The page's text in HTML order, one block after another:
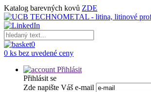
Katalog barevných kovů ZDE
0
0 ks bez uvedené ceny
Přihlásit
Přihlásit se
Zde napište Váš e-mail